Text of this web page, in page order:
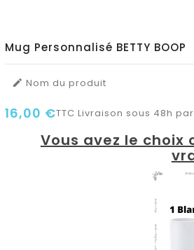
Mug Personnalisé BETTY BOOP
 Nom du produit
16,00 €TTC Livraison sous 48h
Vous avez le choix